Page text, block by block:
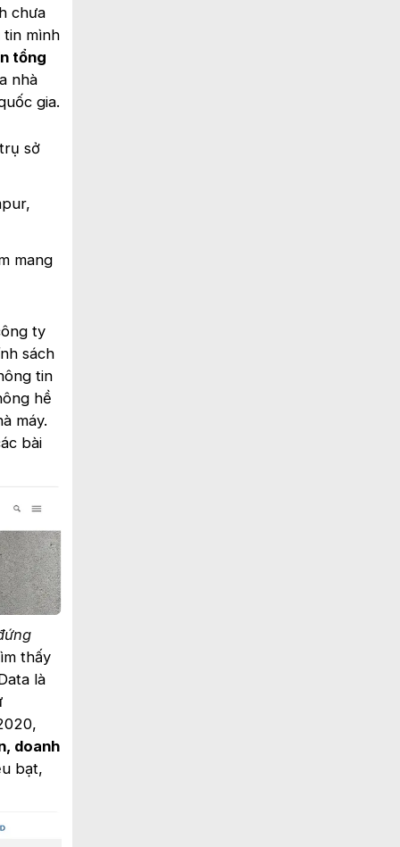
chưa
tin mình
tổng
nhà
gia.
sở
mang
ty
sách
tin
hề
máy.
bài
thấy
là
doanh
bạt,